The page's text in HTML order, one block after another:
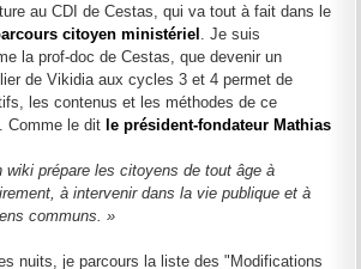
au CDI de Cestas, qui va tout à fait dans le
citoyen ministériel . Je suis
la prof-doc de Cestas, que devenir un
de Vikidia aux cycles 3 et 4 permet de
les contenus et les méthodes de ce
Comme le dit le président-fondateur Mathias
wiki prépare les citoyens de tout âge à
à intervenir dans la vie publique et à
communs. »
nuits, je parcours la liste des "Modifications